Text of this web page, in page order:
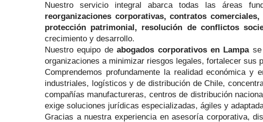
Nuestro servicio integral abarca todas las áreas
reorganizaciones corporativas, contratos
protección patrimonial, resolución de conflictos
crecimiento y desarrollo.
Nuestro equipo deabogados corporativos en Lampase
organizaciones a minimizar riesgos legales, fortalecer sus
Comprendemos profundamente la realidad económica y
industriales, logísticos y de distribución de Chile,
compañías manufactureras, centros de distribución
exige soluciones jurídicas especializadas, ágiles y
Gracias a nuestra experiencia en asesoría corporativa,